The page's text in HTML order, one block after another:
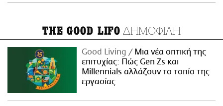
THE GOOD LIFO ΔΗΜΟΦΙΛΗ
Good Living
Μια νέα οπτική της
επιτυχίας: Πώς Gen Zs και
Millennials αλλάζουν το τοπίο της
εργασίας